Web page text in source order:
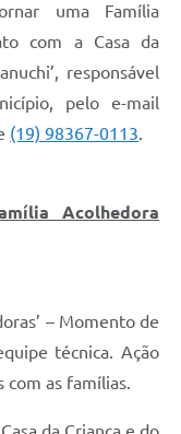
uma Família
com a Casa da
responsável
pelo e-mail
(19) 98367-0113.
Acolhedora
– Momento de
técnica. Ação
as famílias.